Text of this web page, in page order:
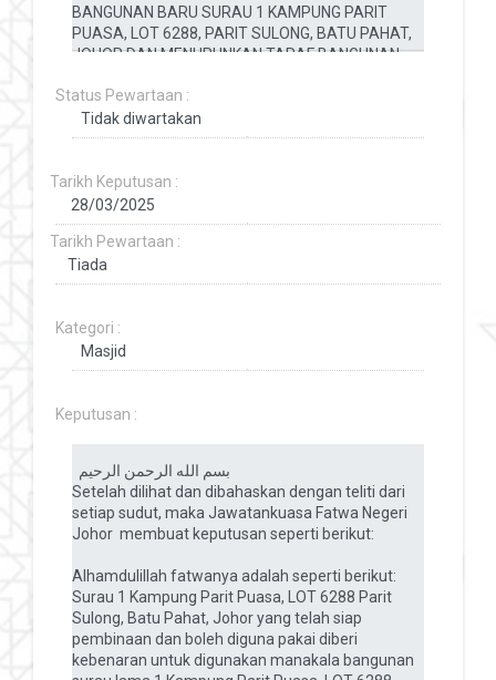
Status Pewartaan :
Tarikh Keputusan :
Tarikh Pewartaan :
Kategori :
Keputusan :